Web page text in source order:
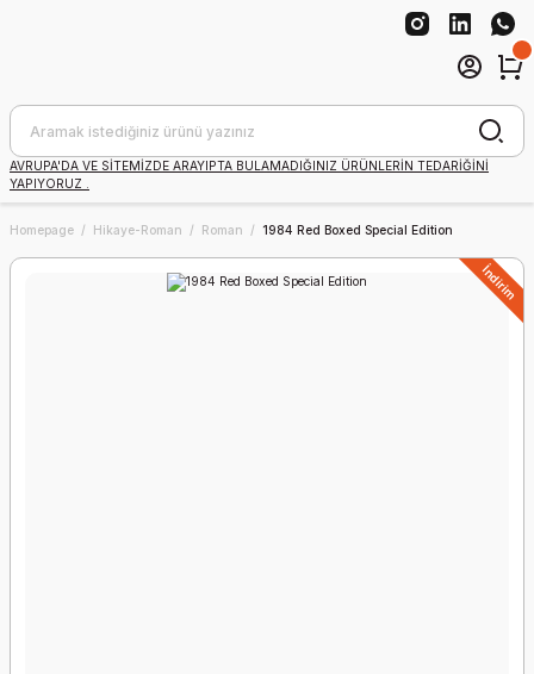
AVRUPA'DA VE SİTEMİZDE ARAYIPTA BULAMADIĞINIZ ÜRÜNLERİN TEDARİĞİNİ
YAPIYORUZ .
Homepage Hikaye-Roman Roman 1984 Red Boxed Special Edition
İndirim